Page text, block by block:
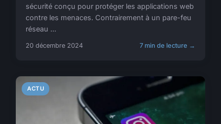
sécurité conçu pour protéger les applications web
contre les menaces. Contrairement à un pare-feu
réseau ...
20 décembre 2024 7 min de lecture →
ACTU